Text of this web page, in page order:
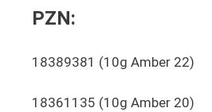
PZN:
18389381 (10g Amber 22)
18361135 (10g Amber 20)